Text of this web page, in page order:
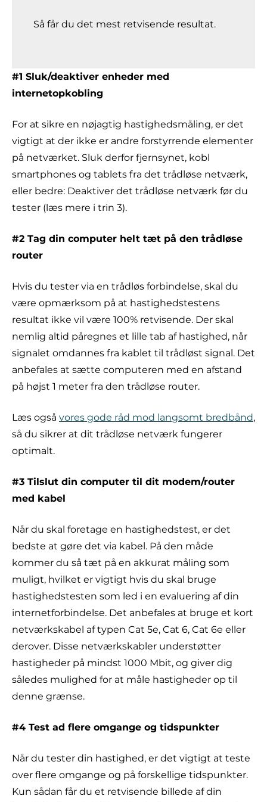
Så får du det mest retvisende resultat.
#1 Sluk/deaktiver enheder med
internetopkobling
For at sikre en nøjagtig hastighedsmåling, er det
vigtigt at der ikke er andre forstyrrende elementer
på netværket. Sluk derfor fjernsynet, kobl
smartphones og tablets fra det trådløse netværk,
eller bedre: Deaktiver det trådløse netværk før du
tester (læs mere i trin 3).
#2 Tag din computer helt tæt på den trådløse
router
Hvis du tester via en trådløs forbindelse, skal du
være opmærksom på at hastighedstestens
resultat ikke vil være 100% retvisende. Der skal
nemlig altid påregnes et lille tab af hastighed, når
signalet omdannes fra kablet til trådløst signal. Det
anbefales at sætte computeren med en afstand
på højst 1 meter fra den trådløse router.
Læs også vores gode råd mod langsomt bredbånd,
så du sikrer at dit trådløse netværk fungerer
optimalt.
#3 Tilslut din computer til dit modem/router
med kabel
Når du skal foretage en hastighedstest, er det
bedste at gøre det via kabel. På den måde
kommer du så tæt på en akkurat måling som
muligt, hvilket er vigtigt hvis du skal bruge
hastighedstesten som led i en evaluering af din
internetforbindelse. Det anbefales at bruge et kort
netværkskabel af typen Cat 5e, Cat 6, Cat 6e eller
derover. Disse netværkskabler understøtter
hastigheder på mindst 1000 Mbit, og giver dig
således mulighed for at måle hastigheder op til
denne grænse.
#4 Test ad flere omgange og tidspunkter
Når du tester din hastighed, er det vigtigt at teste
over flere omgange og på forskellige tidspunkter.
Kun sådan får du et retvisende billede af din